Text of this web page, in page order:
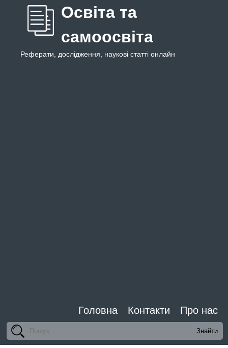
Освіта та
самоосвіта
Реферати, дослідження, наукові статті онлайн
Головна Контакти Про нас